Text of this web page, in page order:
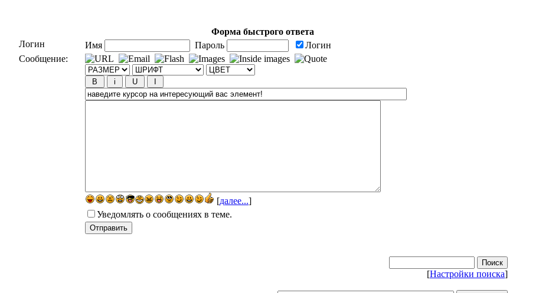
Форма быстрого ответа
Логин
Имя Пароль
Логин
Сообщение:
[далее...]
Уведомлять о сообщениях в теме.
[Настройки поиска]